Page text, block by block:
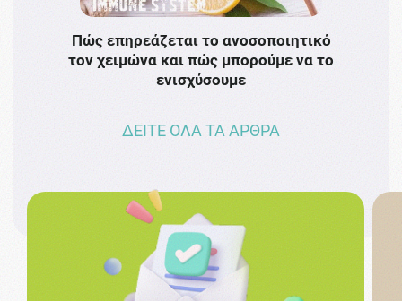
Πώς επηρεάζεται το ανοσοποιητικό
τον χειμώνα και πώς μπορούμε να το
ενισχύσουμε
ΔΕΙΤΕ ΟΛΑ ΤΑ ΑΡΘΡΑ